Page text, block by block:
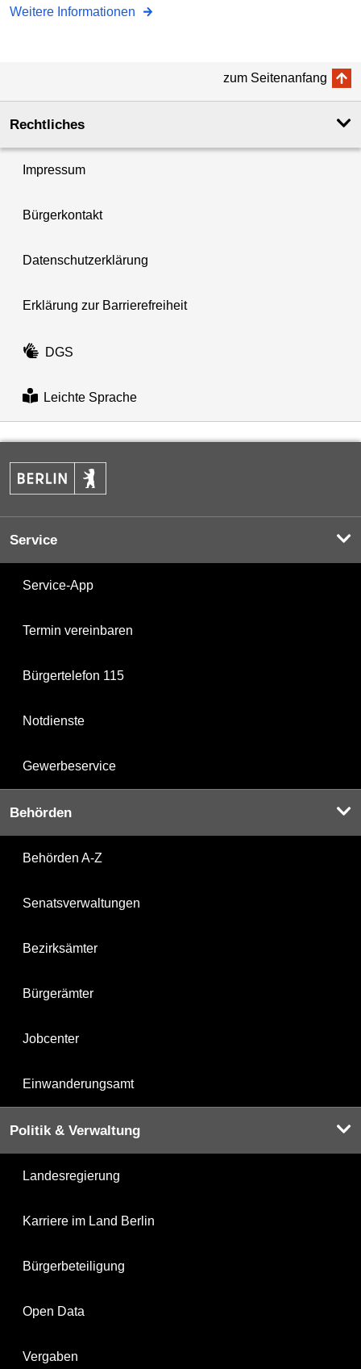
Weitere Informationen
zum Seitenanfang
Rechtliches
Impressum
Bürgerkontakt
Datenschutzerklärung
Erklärung zur Barrierefreiheit
DGS
Leichte Sprache
Service
Service-App
Termin vereinbaren
Bürgertelefon 115
Notdienste
Gewerbeservice
Behörden
Behörden A-Z
Senatsverwaltungen
Bezirksämter
Bürgerämter
Jobcenter
Einwanderungsamt
Politik & Verwaltung
Landesregierung
Karriere im Land Berlin
Bürgerbeteiligung
Open Data
Vergaben